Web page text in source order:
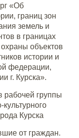
«Об
границ зон
земель и
в границах
объектов
истории и
федерации,
г. Курска».
рабочей группы
Курска
от граждан.